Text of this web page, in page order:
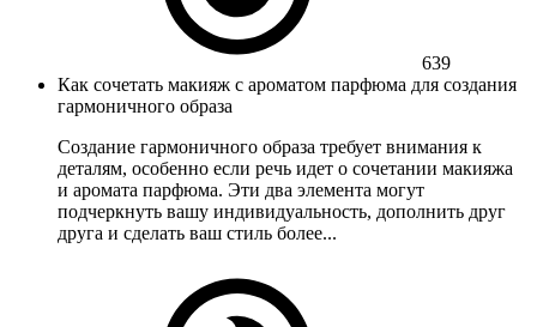
639
Как сочетать макияж с ароматом парфюма для создания
гармоничного образа
Создание гармоничного образа требует внимания к
деталям, особенно если речь идет о сочетании макияжа
и аромата парфюма. Эти два элемента могут
подчеркнуть вашу индивидуальность, дополнить друг
друга и сделать ваш стиль более...